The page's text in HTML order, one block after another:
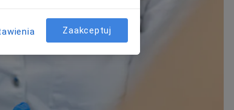
Zaakceptuj